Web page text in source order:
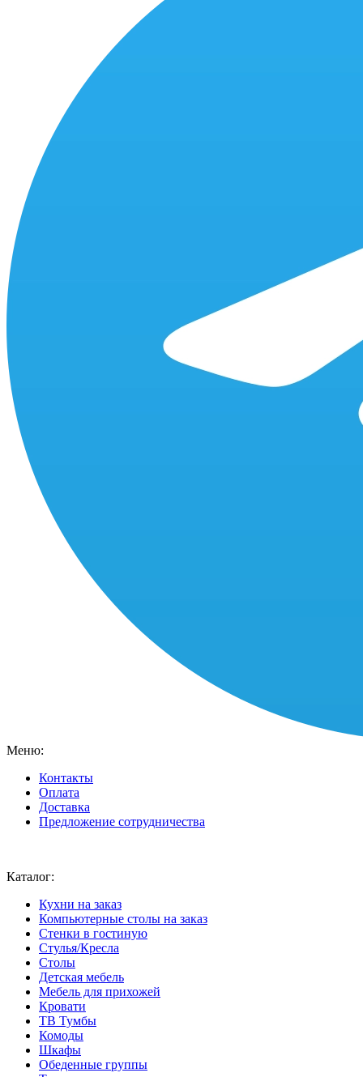
Меню:
Контакты
Оплата
Доставка
Предложение сотрудничества
Каталог:
Кухни на заказ
Компьютерные столы на заказ
Стенки в гостиную
Стулья/Кресла
Столы
Детская мебель
Мебель для прихожей
Кровати
ТВ Тумбы
Комоды
Шкафы
Обеденные группы